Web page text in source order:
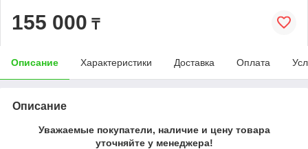
155 000 ₸
Описание Характеристики Доставка Оплата
Описание
Уважаемые покупатели, наличие и цену товара
уточняйте у менеджера!